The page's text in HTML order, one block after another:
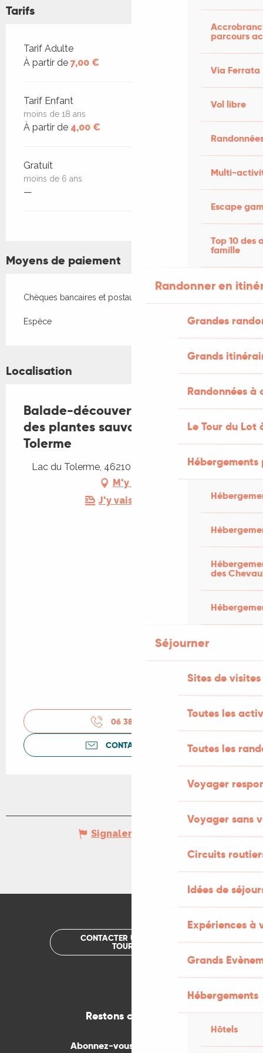
parcours
Via Ferrata
Vol libre
Multi-
Escape
Top 10 des
famille
Randonner en
Grandes
Grands
Randonnées
Le Tour du Lot
des
Séjourner
Sites de visites
Toutes les
Toutes les
Voyager
Voyager sans
Circuits
Idées de
Expériences à
Grands
Hébergements
Hôtels
Tarifs
Tarifs 2026
Tarif Adulte
À partir de 7,00 €
Tarif Enfant
moins de 18 ans
À partir de 4,00 €
Gratuit
moins de 6 ans
—
Moyens de paiement
Chèques bancaires et postaux
Espèce
Localisation
Balade-découverte "Du bon usage
des plantes sauvages" au lac du
Tolerme
Lac du Tolerme, 46210 Sénaillac-Latronquière
M'y rendre
J'y vais en train !
06 38 03 36
CONTACTEZ-NOUS
Signaler une erreur
CONTACTER UN OFFICE DE
TOURISME
Restons connectés
Abonnez-vous gratuitement